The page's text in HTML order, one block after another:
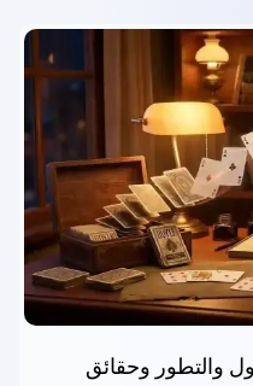
والتطور وحقائق